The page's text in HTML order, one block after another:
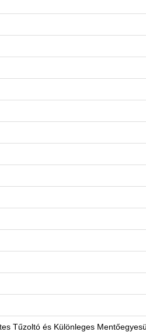
Tűzoltó és Különleges